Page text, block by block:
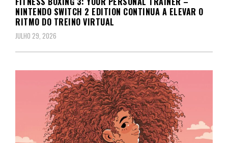
NINTENDO SWITCH 2 EDITION CONTINUA A ELEVAR O
RITMO DO TREINO VIRTUAL
JULHO 29, 2026